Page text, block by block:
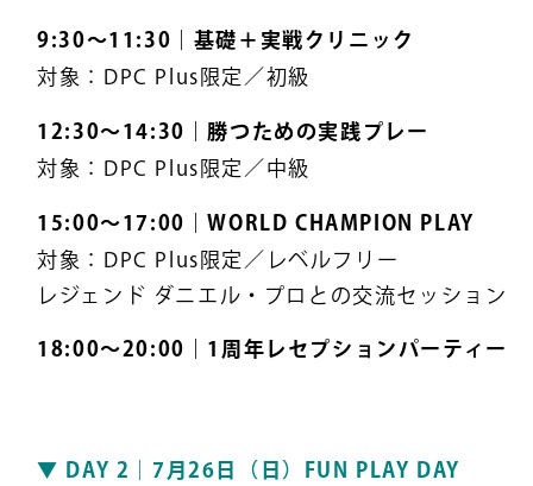
9:30〜11:30｜基礎＋実戦クリニック
対象：DPC Plus限定／初級
12:30〜14:30｜勝つための実践プレー
対象：DPC Plus限定／中級
15:00〜17:00｜WORLD CHAMPION PLAY
対象：DPC Plus限定／レベルフリー
レジェンド ダニエル・プロとの交流セッション
18:00〜20:00｜1周年レセプションパーティー
▼ DAY 2｜7月26日（日）FUN PLAY DAY